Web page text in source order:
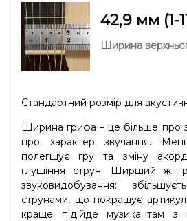
42,9 мм (1-
Ширина
Стандартний розмір для
Ширина грифа – це більше про
про характер звучання.
полегшує гру та зміну
глушіння струн. Ширший ж
звуковидобування:
струнами, що покращує
краще підійде музикантам